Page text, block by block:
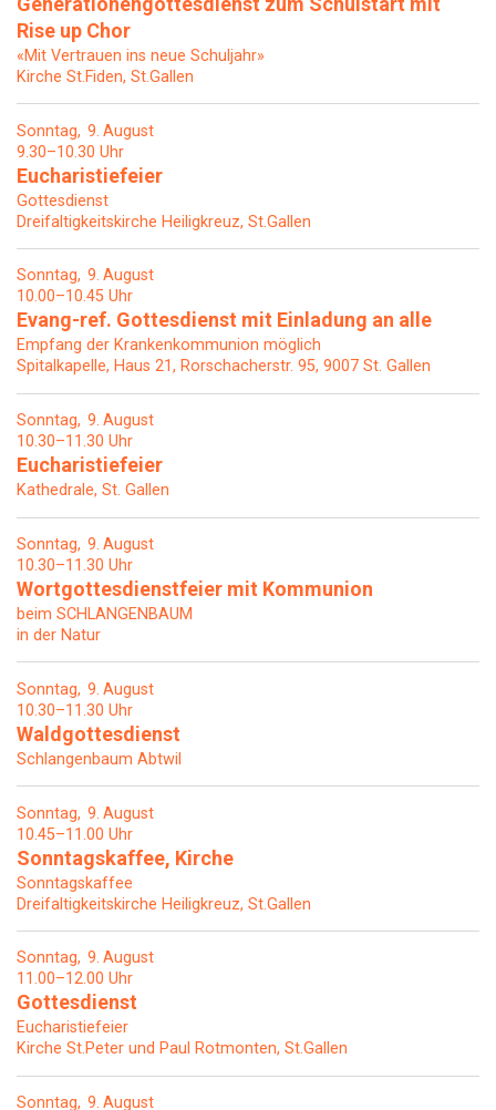
Rise up Chor
«Mit Vertrauen ins neue Schuljahr»
Kirche St.Fiden, St.Gallen
Sonntag 9 August
9.30–10.30 Uhr
Eucharistiefeier
Gottesdienst
Dreifaltigkeitskirche Heiligkreuz, St.Gallen
Sonntag 9 August
10.00–10.45 Uhr
Evang-ref. Gottesdienst mit Einladung an alle
Empfang der Krankenkommunion möglich
Spitalkapelle, Haus 21, Rorschacherstr. 95, 9007 St. Gallen
Sonntag 9 August
10.30–11.30 Uhr
Eucharistiefeier
Kathedrale, St. Gallen
Sonntag 9 August
10.30–11.30 Uhr
Wortgottesdienstfeier mit Kommunion
beim SCHLANGENBAUM
in der Natur
Sonntag 9 August
10.30–11.30 Uhr
Waldgottesdienst
Schlangenbaum Abtwil
Sonntag 9 August
10.45–11.00 Uhr
Sonntagskaffee, Kirche
Sonntagskaffee
Dreifaltigkeitskirche Heiligkreuz, St.Gallen
Sonntag 9 August
11.00–12.00 Uhr
Gottesdienst
Eucharistiefeier
Kirche St.Peter und Paul Rotmonten, St.Gallen
Sonntag 9 August